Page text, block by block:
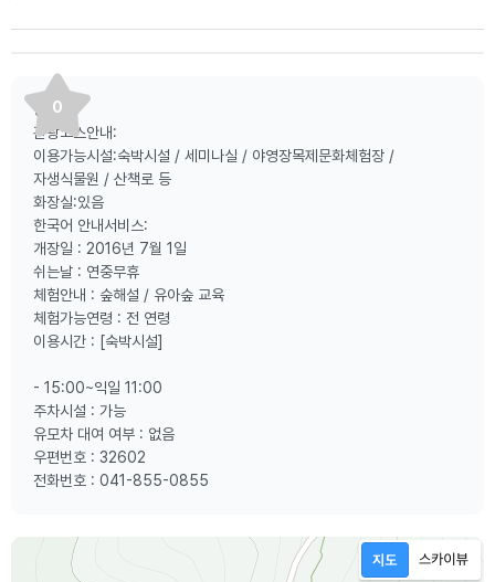
0
등산로:
관광코스안내:
이용가능시설:숙박시설 / 세미나실 / 야영장목제문화체험장 /
자생식물원 / 산책로 등
화장실:있음
한국어 안내서비스:
개장일 : 2016년 7월 1일
쉬는날 : 연중무휴
체험안내 : 숲해설 / 유아숲 교육
체험가능연령 : 전 연령
이용시간 : [숙박시설]
- 15:00~익일 11:00
주차시설 : 가능
유모차 대여 여부 : 없음
우편번호 : 32602
전화번호 : 041-855-0855